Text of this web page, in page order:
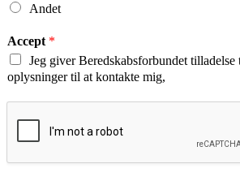
Andet
Accept *
Jeg giver Beredskabsforbundet
oplysninger til at kontakte mig,